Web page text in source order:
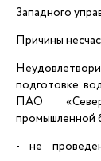
Западного
Причины
подготовке
ПАО
промышленной
- не